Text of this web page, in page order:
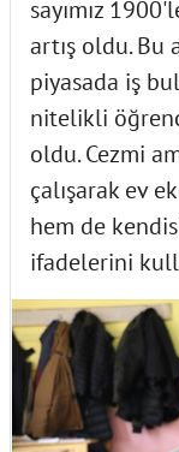
sayımız
artış oldu. Bu
piyasada iş
nitelikli
oldu. Cezmi
çalışarak ev
hem de
ifadelerini